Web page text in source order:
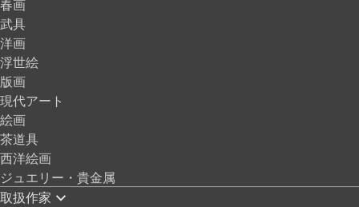
武具
洋画
浮世絵
版画
現代アート
絵画
茶道具
西洋絵画
ジュエリー・貴金属
取扱作家